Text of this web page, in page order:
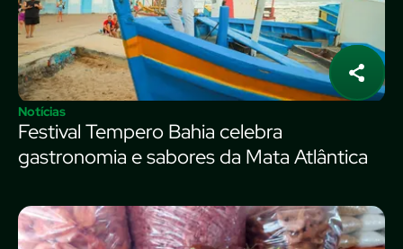
Notícias
Festival Tempero Bahia celebra
gastronomia e sabores da Mata Atlântica